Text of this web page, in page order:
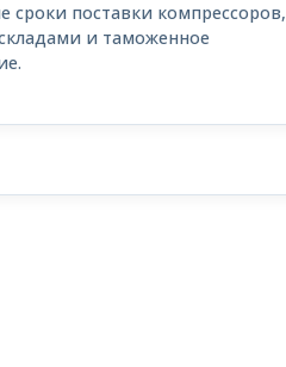
сроки поставки компрессоров,
и таможенное